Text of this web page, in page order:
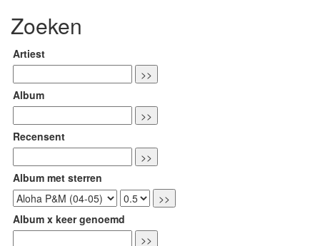
Zoeken
Artiest
Album
Recensent
Album met sterren
Album x keer genoemd